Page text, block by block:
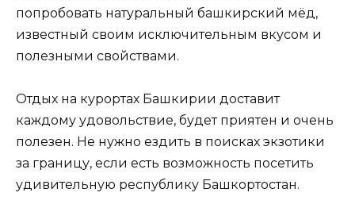
попробовать натуральный башкирский мёд,
известный своим исключительным вкусом и
полезными свойствами.
Отдых на курортах Башкирии доставит
каждому удовольствие, будет приятен и очень
полезен. Не нужно ездить в поисках экзотики
за границу, если есть возможность посетить
удивительную республику Башкортостан.